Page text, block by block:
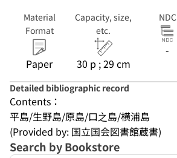
Material
Format
Paper
Capacity, size,
etc.
30 p ; 29 cm
NDC
-
Detailed bibliographic record
Contents：
平島/生野島/原島/口之島/横浦島
(Provided by: 国立国会図書館蔵書)
Search by Bookstore